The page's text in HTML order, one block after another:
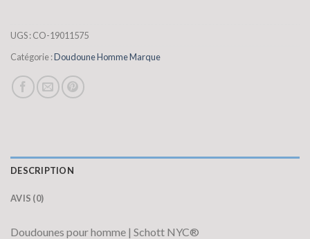
UGS :CO-19011575
Catégorie :Doudoune Homme Marque
DESCRIPTION
AVIS (0)
Doudounes pour homme | Schott NYC®